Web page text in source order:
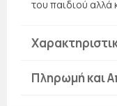
του παιδιού αλλά
Πληρωμή και